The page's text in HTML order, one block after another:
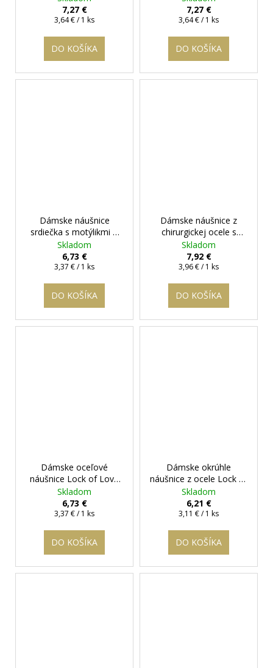
krabička zadarmo
7,27 €
Jednotková
3,64 € / 1 ks
DO KOŠÍKA
darčeková krabička
zadarmo
7,27 €
Jednotková
3,64 € / 1 ks
DO KOŠÍKA
Dámske náušnice
srdiečka s motýlikmi +
darčeková krabička
zadarmo
Skladom
6,73 €
Jednotková
3,37 € / 1 ks
DO KOŠÍKA
Dámske náušnice z
chirurgickej ocele s
brúseným očkom Topaz
+ darčeková krabička
zadarmo
Skladom
7,92 €
Jednotková
3,96 € / 1 ks
DO KOŠÍKA
Dámske oceľové
náušnice Lock of Love
čierne+ darčeková
krabička zadarmo
Skladom
6,73 €
Jednotková
3,37 € / 1 ks
DO KOŠÍKA
Dámske okrúhle
náušnice z ocele Lock of
Love+ darčeková
krabička zadarmo
Skladom
6,21 €
Jednotková
3,11 € / 1 ks
DO KOŠÍKA